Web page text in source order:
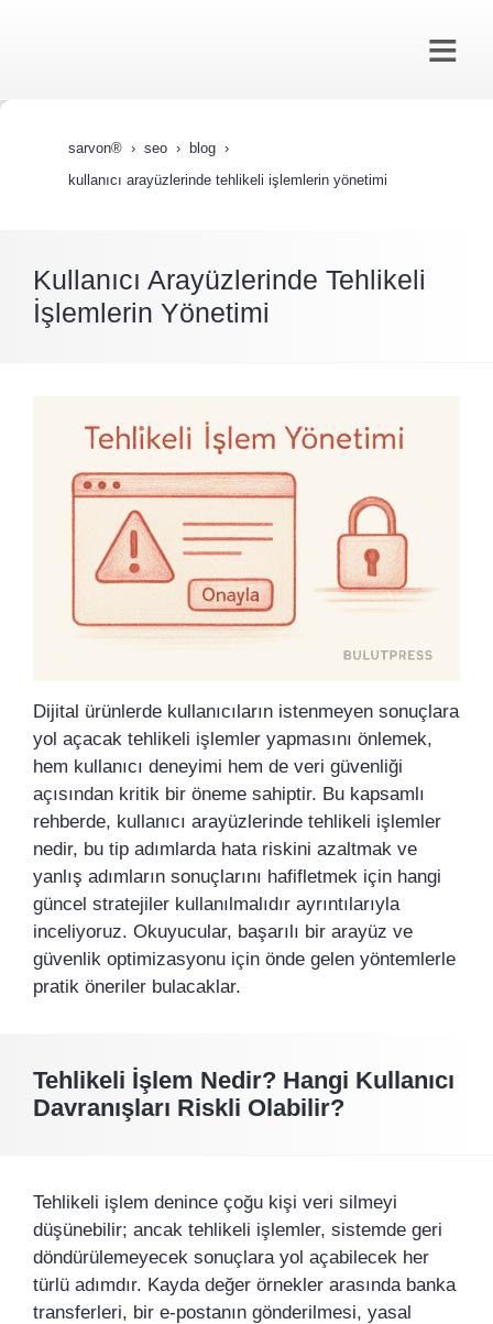
sarvon® seo blog
kullanıcı arayüzlerinde tehlikeli i̇şlemlerin yönetimi
Kullanıcı Arayüzlerinde Tehlikeli
İşlemlerin Yönetimi
Dijital ürünlerde kullanıcıların istenmeyen sonuçlara
yol açacak tehlikeli işlemler yapmasını önlemek,
hem kullanıcı deneyimi hem de veri güvenliği
açısından kritik bir öneme sahiptir. Bu kapsamlı
rehberde, kullanıcı arayüzlerinde tehlikeli işlemler
nedir, bu tip adımlarda hata riskini azaltmak ve
yanlış adımların sonuçlarını hafifletmek için hangi
güncel stratejiler kullanılmalıdır ayrıntılarıyla
inceliyoruz. Okuyucular, başarılı bir arayüz ve
güvenlik optimizasyonu için önde gelen yöntemlerle
pratik öneriler bulacaklar.
Tehlikeli İşlem Nedir? Hangi Kullanıcı
Davranışları Riskli Olabilir?
Tehlikeli işlem denince çoğu kişi veri silmeyi
düşünebilir; ancak tehlikeli işlemler, sistemde geri
döndürülemeyecek sonuçlara yol açabilecek her
türlü adımdır. Kayda değer örnekler arasında banka
transferleri, bir e-postanın gönderilmesi, yasal